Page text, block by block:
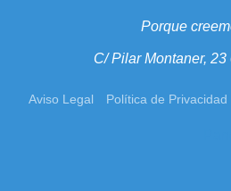
Porque
C/ Pilar Montaner,
Aviso Legal Política de Privacidad